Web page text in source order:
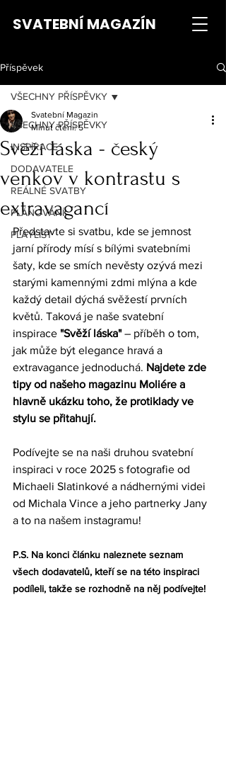
SVATEBNÍ MAGAZÍN
Příspěvek
VŠECHNY PŘÍSPĚVKY
INSPIRACE
DODAVATELE
REÁLNÉ SVATBY
PLÁNOVÁNÍ
PLAYLIST
VŠECHNY PŘÍSPĚVKY
Svěží láska - český
venkov v kontrastu s
extravagancí
Svatební Magazin
Minut čtení: 5
Představte si svatbu, kde se jemnost
jarní přírody mísí s bílými svatebními
šaty, kde se smích nevěsty ozývá mezi
starými kamennými zdmi mlýna a kde
každý detail dýchá svěžestí prvních
květů. Taková je naše svatební
inspirace "Svěží láska" – příběh o tom,
jak může být elegance hravá a
extravagance jednoduchá. Najdete zde
tipy od našeho magazinu Moliére a
hlavně ukázku toho, že protiklady ve
stylu se přitahují.
Podívejte se na naši druhou svatební
inspiraci v roce 2025 s fotografie od
Michaeli Slatinkové a nádhernými videi
od Michala Vince a jeho partnerky Jany
a to na našem instagramu!
P.S. Na konci článku naleznete seznam
všech dodavatelů, kteří se na této inspiraci
podíleli, takže se rozhodně na něj podívejte!